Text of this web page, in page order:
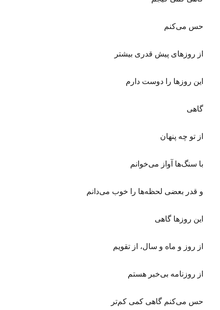
حس می‌کنم
از روزهای پیش قدری بیشتر
این روزها را دوست دارم
گاهی
از تو چه پنهان
با سنگ‌ها آواز می‌خوانم
و قدر بعضی لحظه‌ها را خوب می‌دانم
این روزها گاهی
از روز و ماه و سال، از تقویم
از روزنامه بی‌خبر هستم
حس می‌کنم گاهی کمی کم‌تر